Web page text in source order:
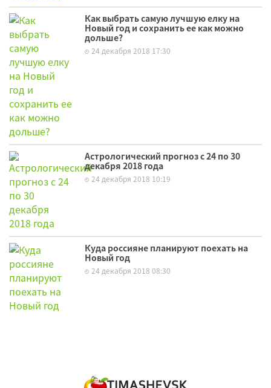
Как выбрать самую лучшую елку на
Новый год и сохранить ее как можно
дольше?
24 декабря 2018 17:30
Астрологический прогноз с 24 по 30
декабря 2018 года
24 декабря 2018 10:19
Куда россияне планируют поехать на
Новый год
24 декабря 2018 08:30